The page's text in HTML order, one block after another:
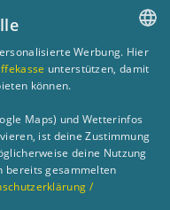
GERMAN
Werbung. Hier
unterstützen, damit
können.
Maps) und Wetterinfos
ist deine Zustimmung
deine Nutzung
bereits gesammelten
/